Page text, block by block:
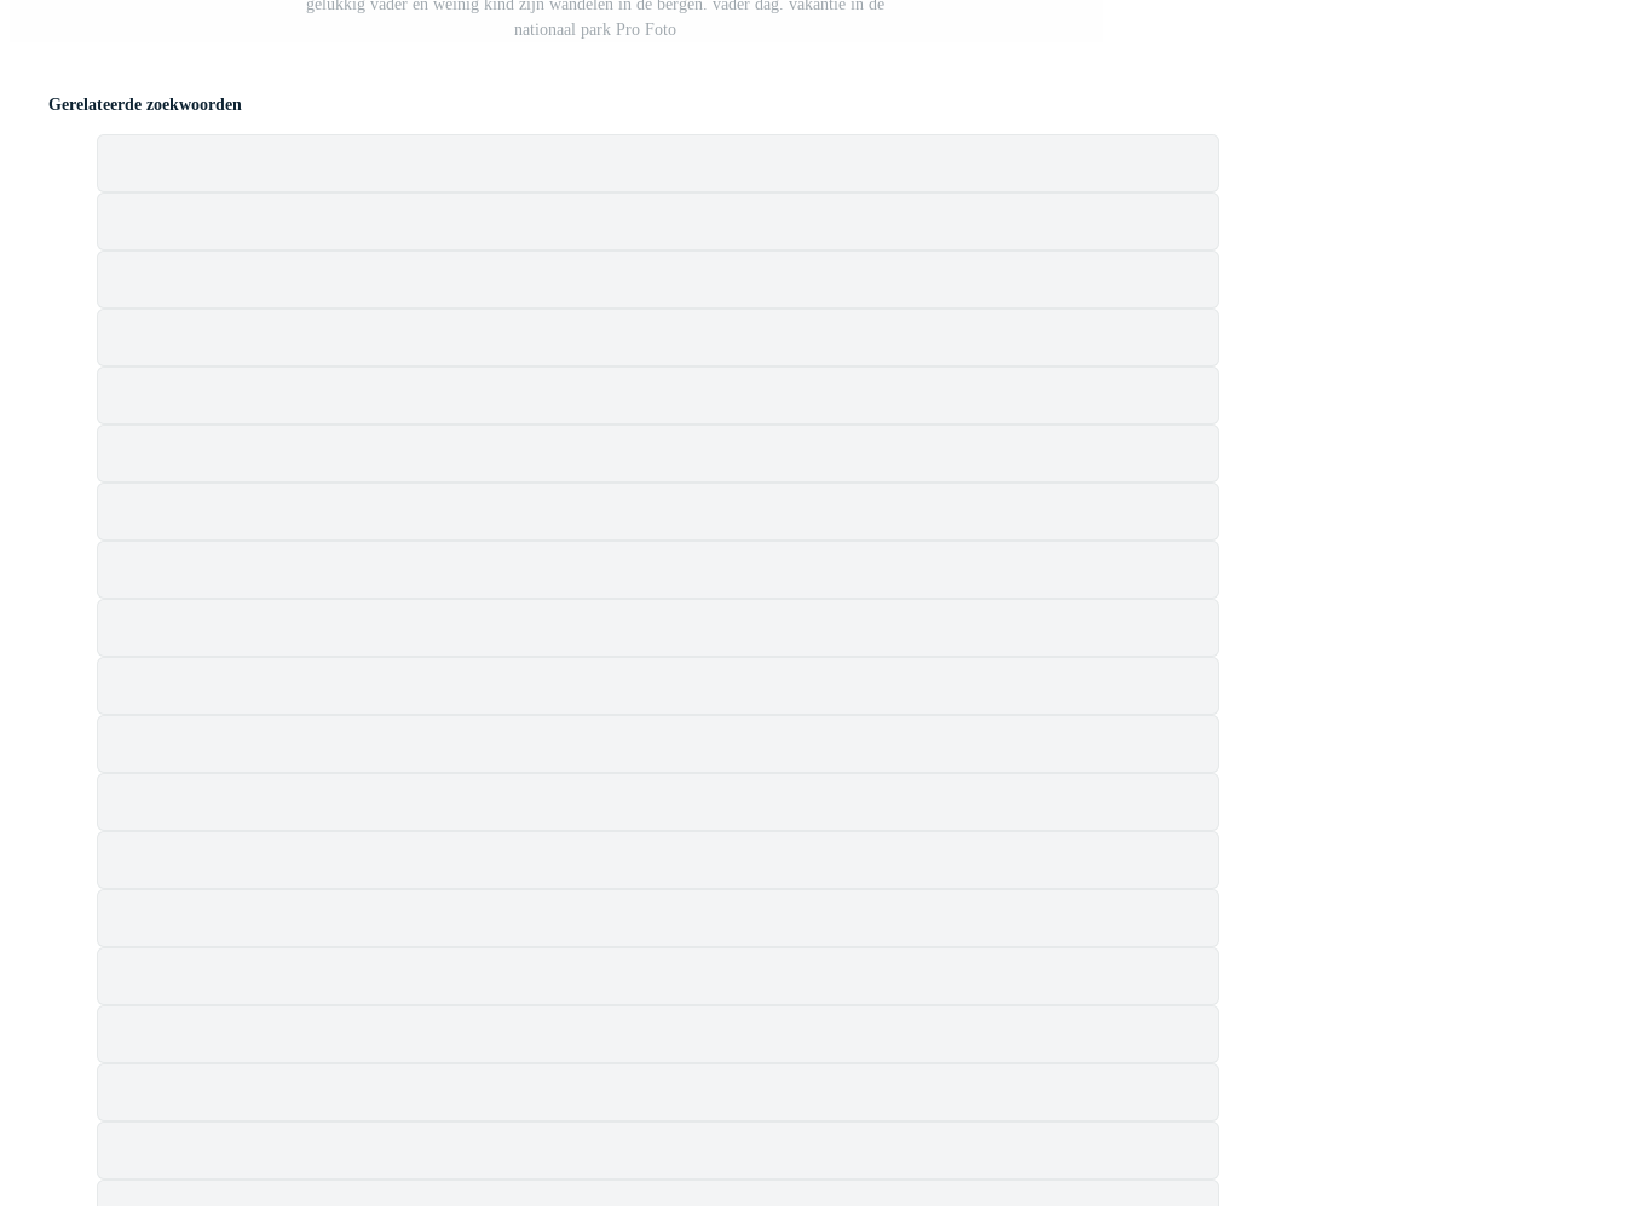
gelukkig vader en weinig kind zijn wandelen in de bergen. vader dag. vakantie in de
nationaal park Pro Foto
Gerelateerde zoekwoorden